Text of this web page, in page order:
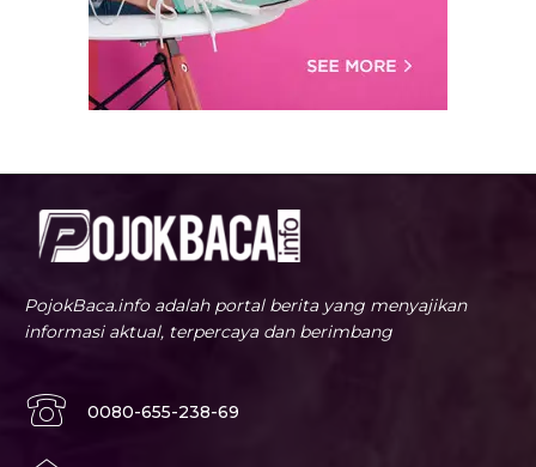
PojokBaca.info adalah portal berita yang menyajikan
informasi aktual, terpercaya dan berimbang
0080-655-238-69